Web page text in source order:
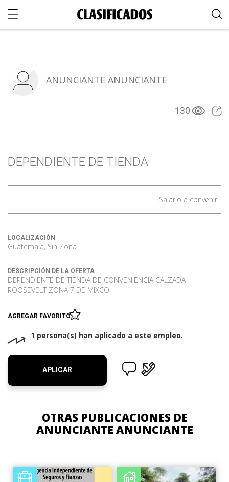
ANUNCIANTE ANUNCIANTE
130
DEPENDIENTE DE TIENDA
Salario a convenir
LOCALIZACIÓN
Guatemala, Sin Zona
DESCRIPCIÓN DE LA OFERTA
DEPENDIENTE DE TIENDA DE CONVENIENCIA CALZADA
ROOSEVELT ZONA 7 DE MIXCO.
AGREGAR FAVORITO
1 persona(s) han aplicado a este empleo.
APLICAR
OTRAS PUBLICACIONES DE
ANUNCIANTE ANUNCIANTE